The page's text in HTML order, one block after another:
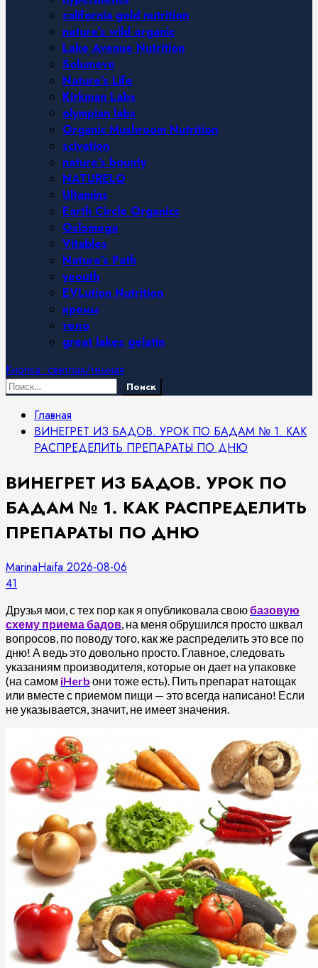
california gold nutrition
nature’s wild organic
Lake Avenue Nutrition
Solumeve
Nature’s Life
Kirkman Labs
olympian labs
Organic Mushroom Nutrition
scivation
nature’s bounty
NATURELO
Ultamins
Earth Circle Organics
Oslomega
Vitables
Nature’s Path
yeouth
EVLution Nutrition
кремы
тело
great lakes gelatin
Кнопка: светлая/темная
Найти:
Главная
ВИНЕГРЕТ ИЗ БАДОВ. УРОК ПО БАДАМ № 1. КАК
РАСПРЕДЕЛИТЬ ПРЕПАРАТЫ ПО ДНЮ
ВИНЕГРЕТ ИЗ БАДОВ. УРОК ПО
БАДАМ № 1. КАК РАСПРЕДЕЛИТЬ
ПРЕПАРАТЫ ПО ДНЮ
MarinaHaifa 2026-08-06
41
Друзья мои, с тех пор как я опубликовала своюбазовую
схему приема бадов, на меня обрушился просто шквал
вопросов, по поводу того, как же распределить это все по
дню! А ведь это довольно просто. Главное, следовать
указаниям производителя, которые он дает на упаковке
(на самом iHerb они тоже есть). Пить препарат натощак
или вместе с приемом пищи — это всегда написано! Если
не указывается, значит, не имеет значения.